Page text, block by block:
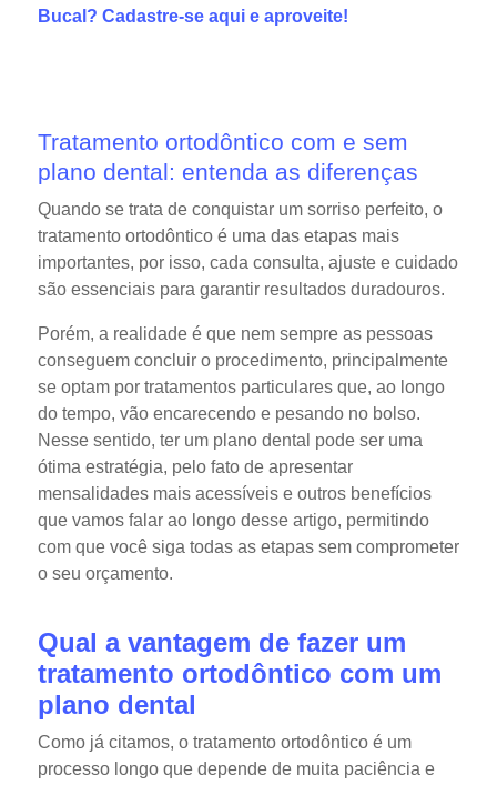
Bucal? Cadastre-se aquie aproveite!
Tratamento ortodôntico com e sem
plano dental: entenda as diferenças
Quando se trata de conquistar um sorriso perfeito, o
tratamento ortodôntico é uma das etapas mais
importantes, por isso, cada consulta, ajuste e cuidado
são essenciais para garantir resultados duradouros.
Porém, a realidade é que nem sempre as pessoas
conseguem concluir o procedimento, principalmente
se optam por tratamentos particulares que, ao longo
do tempo, vão encarecendo e pesando no bolso.
Nesse sentido, ter um plano dental pode ser uma
ótima estratégia, pelo fato de apresentar
mensalidades mais acessíveis e outros benefícios
que vamos falar ao longo desse artigo, permitindo
com que você siga todas as etapas sem comprometer
o seu orçamento.
Qual a vantagem de fazer um
tratamento ortodôntico com um
plano dental
Como já citamos, o tratamento ortodôntico é um
processo longo que depende de muita paciência e